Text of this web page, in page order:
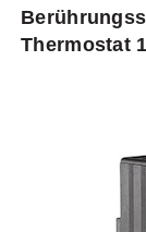
Thermostat